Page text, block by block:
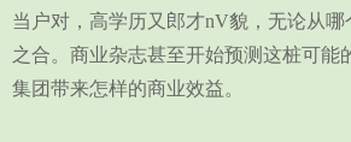
当户对，高学历又郎才nV貌，无论从
之合。商业杂志甚至开始预测这桩可能
集团带来怎样的商业效益。